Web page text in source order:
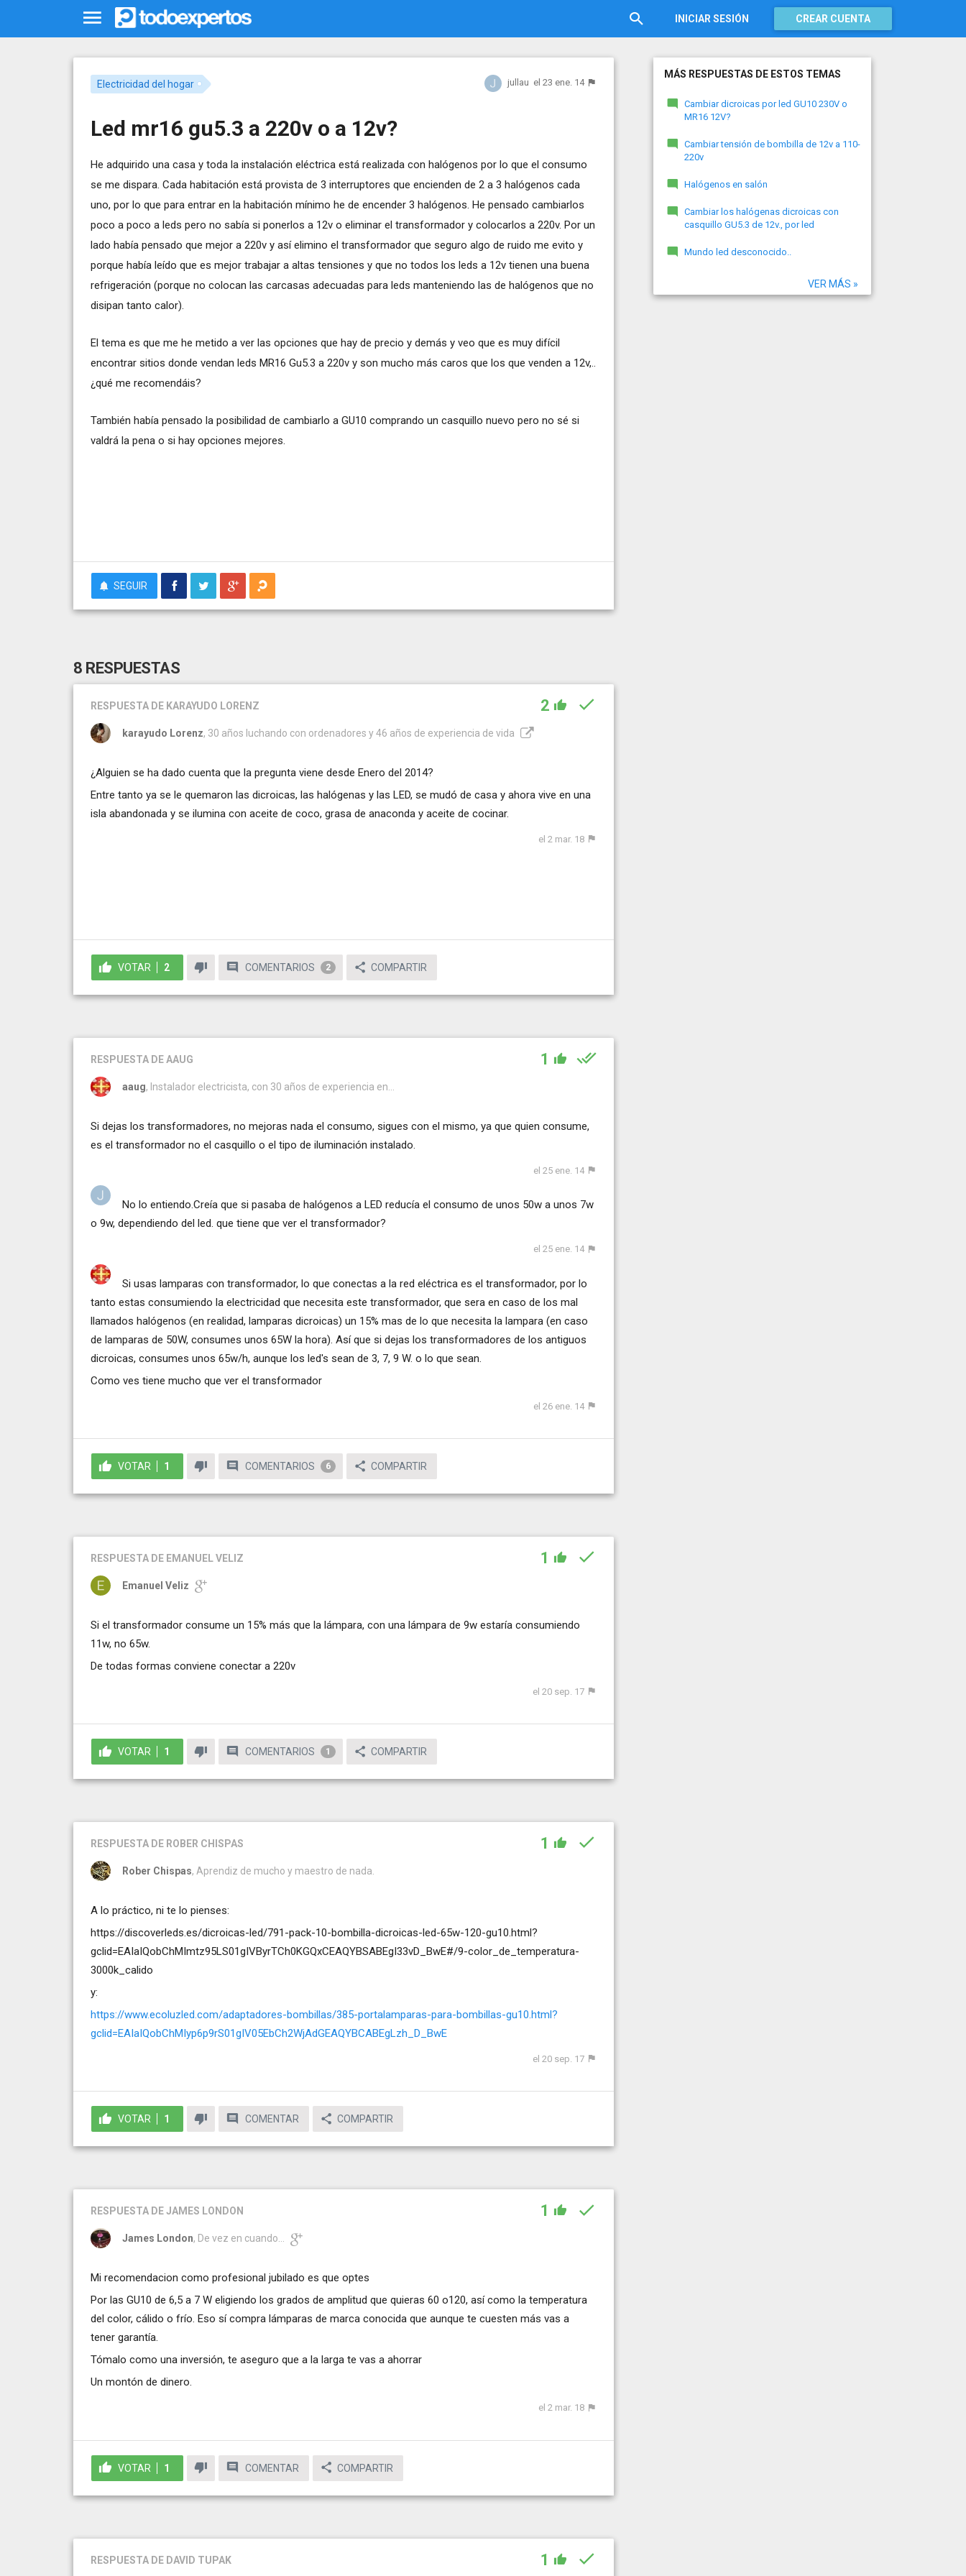
INICIAR SESIÓN CREAR CUENTA
Electricidad del hogar jullau el 23 ene. 14
Led mr16 gu5.3 a 220v o a 12v?
He adquirido una casa y toda la instalación eléctrica está realizada con halógenos por lo que el consumo
se me dispara. Cada habitación está provista de 3 interruptores que encienden de 2 a 3 halógenos cada
uno, por lo que para entrar en la habitación mínimo he de encender 3 halógenos. He pensado cambiarlos
poco a poco a leds pero no sabía si ponerlos a 12v o eliminar el transformador y colocarlos a 220v. Por un
lado había pensado que mejor a 220v y así elimino el transformador que seguro algo de ruido me evito y
porque había leído que es mejor trabajar a altas tensiones y que no todos los leds a 12v tienen una buena
refrigeración (porque no colocan las carcasas adecuadas para leds manteniendo las de halógenos que no
disipan tanto calor).
El tema es que me he metido a ver las opciones que hay de precio y demás y veo que es muy difícil
encontrar sitios donde vendan leds MR16 Gu5.3 a 220v y son mucho más caros que los que venden a 12v,..
¿qué me recomendáis?
También había pensado la posibilidad de cambiarlo a GU10 comprando un casquillo nuevo pero no sé si
valdrá la pena o si hay opciones mejores.
SEGUIR
8 RESPUESTAS
RESPUESTA DE KARAYUDO LORENZ 2
karayudo Lorenz, 30 años luchando con ordenadores y 46 años de experiencia de vida
¿Alguien se ha dado cuenta que la pregunta viene desde Enero del 2014?
Entre tanto ya se le quemaron las dicroicas, las halógenas y las LED, se mudó de casa y ahora vive en una
isla abandonada y se ilumina con aceite de coco, grasa de anaconda y aceite de cocinar.
el 2 mar. 18
VOTAR 2 COMENTARIOS 2 COMPARTIR
RESPUESTA DE AAUG 1
aaug, Instalador electricista, con 30 años de experiencia en...
Si dejas los transformadores, no mejoras nada el consumo, sigues con el mismo, ya que quien consume,
es el transformador no el casquillo o el tipo de iluminación instalado.
el 25 ene. 14
No lo entiendo.Creía que si pasaba de halógenos a LED reducía el consumo de unos 50w a unos 7w
o 9w, dependiendo del led. que tiene que ver el transformador?
el 25 ene. 14
Si usas lamparas con transformador, lo que conectas a la red eléctrica es el transformador, por lo
tanto estas consumiendo la electricidad que necesita este transformador, que sera en caso de los mal
llamados halógenos (en realidad, lamparas dicroicas) un 15% mas de lo que necesita la lampara (en caso
de lamparas de 50W, consumes unos 65W la hora). Así que si dejas los transformadores de los antiguos
dicroicas, consumes unos 65w/h, aunque los led's sean de 3, 7, 9 W. o lo que sean.
Como ves tiene mucho que ver el transformador
el 26 ene. 14
VOTAR 1 COMENTARIOS 6 COMPARTIR
RESPUESTA DE EMANUEL VELIZ 1
Emanuel Veliz
Si el transformador consume un 15% más que la lámpara, con una lámpara de 9w estaría consumiendo
11w, no 65w.
De todas formas conviene conectar a 220v
el 20 sep. 17
VOTAR 1 COMENTARIOS 1 COMPARTIR
RESPUESTA DE ROBER CHISPAS 1
Rober Chispas, Aprendiz de mucho y maestro de nada.
A lo práctico, ni te lo pienses:
https://discoverleds.es/dicroicas-led/791-pack-10-bombilla-dicroicas-led-65w-120-gu10.html?
gclid=EAIaIQobChMImtz95LS01gIVByrTCh0KGQxCEAQYBSABEgI33vD_BwE#/9-color_de_temperatura-
3000k_calido
y:
https://www.ecoluzled.com/adaptadores-bombillas/385-portalamparas-para-bombillas-gu10.html?
gclid=EAIaIQobChMIyp6p9rS01gIV05EbCh2WjAdGEAQYBCABEgLzh_D_BwE
el 20 sep. 17
VOTAR 1 COMENTAR COMPARTIR
RESPUESTA DE JAMES LONDON 1
James London, De vez en cuando...
Mi recomendacion como profesional jubilado es que optes
Por las GU10 de 6,5 a 7 W eligiendo los grados de amplitud que quieras 60 o120, así como la temperatura
del color, cálido o frío. Eso sí compra lámparas de marca conocida que aunque te cuesten más vas a
tener garantía.
Tómalo como una inversión, te aseguro que a la larga te vas a ahorrar
Un montón de dinero.
el 2 mar. 18
VOTAR 1 COMENTAR COMPARTIR
RESPUESTA DE DAVID TUPAK 1
MÁS RESPUESTAS DE ESTOS TEMAS
Cambiar dicroicas por led GU10 230V o
MR16 12V?
Cambiar tensión de bombilla de 12v a 110-
220v
Halógenos en salón
Cambiar los halógenas dicroicas con
casquillo GU5.3 de 12v., por led
Mundo led desconocido..
VER MÁS »